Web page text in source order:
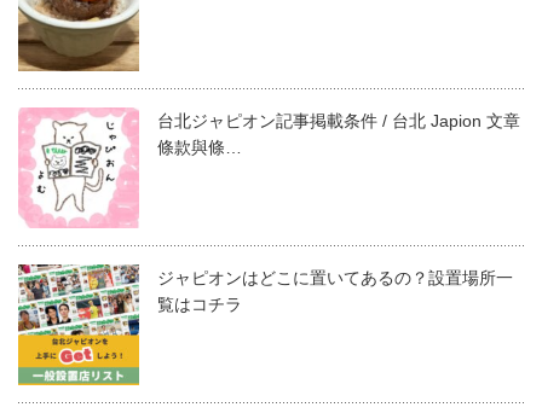
台北ジャピオン記事掲載条件 / 台北 Japion 文章
條款與條…
ジャピオンはどこに置いてあるの？設置場所一
覧はコチラ